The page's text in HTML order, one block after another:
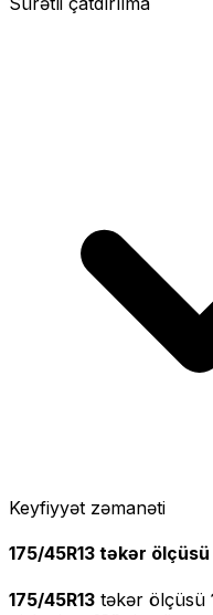
Keyfiyyət zəmanəti
175/45R13 təkər ölçüsü
175/45R13 təkər ölçüsü